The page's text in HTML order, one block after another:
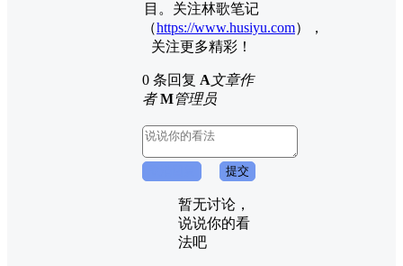
目。关注林歌笔记
（https://www.husiyu.com），
关注更多精彩！
0 条回复 A文章作
者 M管理员
提交
暂无讨论，
说说你的看
法吧